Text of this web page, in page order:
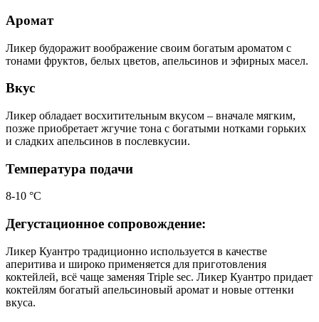
Аромат
Ликер будоражит воображение своим богатым ароматом с
тонами фруктов, белых цветов, апельсинов и эфирных масел.
Вкус
Ликер обладает восхитительным вкусом – вначале мягким,
позже приобретает жгучие тона с богатыми нотками горьких
и сладких апельсинов в послевкусии.
Температура подачи
8-10 °С
Дегустационное сопровождение:
Ликер Куантро традиционно используется в качестве
аперитива и широко применяется для приготовления
коктейлей, всё чаще заменяя Triple sec. Ликер Куантро придает
коктейлям богатый апельсиновый аромат и новые оттенки
вкуса.